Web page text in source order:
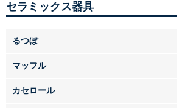
セラミックス器具
るつぼ
マッフル
カセロール